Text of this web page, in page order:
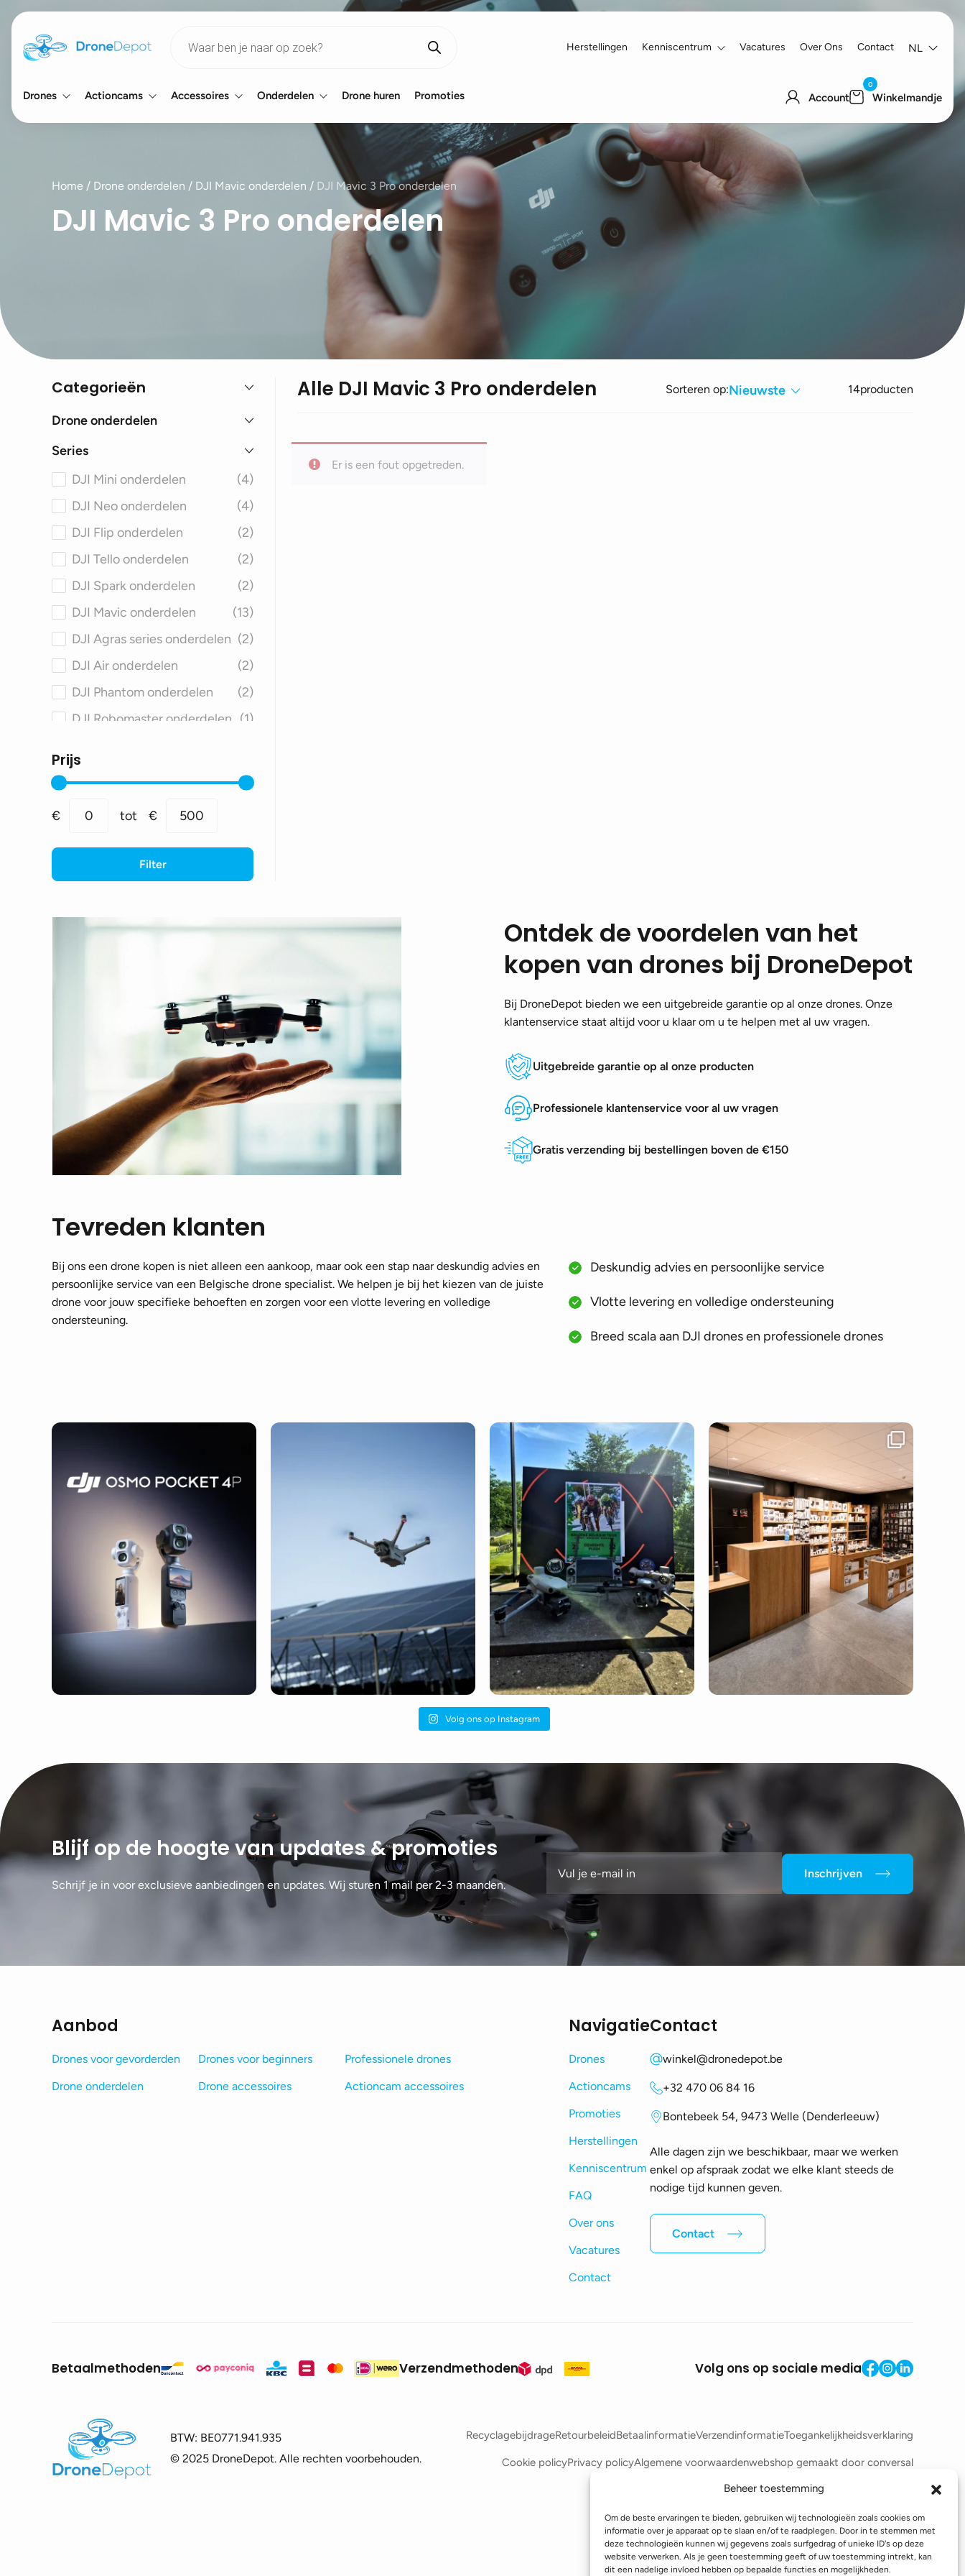
Beheer toestemming
Om de beste ervaringen te bieden, gebruiken wij technologieën zoals cookies om
informatie over je apparaat op te slaan en/of te raadplegen. Door in te stemmen met
deze technologieën kunnen wij gegevens zoals surfgedrag of unieke ID's op deze
website verwerken. Als je geen toestemming geeft of uw toestemming intrekt, kan
dit een nadelige invloed hebben op bepaalde functies en mogelijkheden.
search
Herstellingen Kenniscentrum Vacatures Over Ons Contact NL
Drones Actioncams Accessoires Onderdelen Drone huren Promoties Account
0
Winkelmandje
Home / Drone onderdelen / DJI Mavic onderdelen / DJI Mavic 3 Pro onderdelen
DJI Mavic 3 Pro onderdelen
Categorieën
Drone onderdelen
Series
DJI Mini onderdelen
(4)
DJI Neo onderdelen
(4)
DJI Flip onderdelen
(2)
DJI Tello onderdelen
(2)
DJI Spark onderdelen
(2)
DJI Mavic onderdelen
(13)
DJI Agras series onderdelen (2)
DJI Air onderdelen
(2)
DJI Phantom onderdelen
(2)
DJI Robomaster onderdelen (1)
DJI FPV onderdelen
(3)
DJI Inspire onderdelen
DJI Agras onderdelen
(2)
Prijs
prijs
prijs
€ 0 tot € 500
Filter
Alle DJI Mavic 3 Pro onderdelen Sorteren op:Nieuwste 14producten
Er is een fout opgetreden.
Ontdek de voordelen van het
kopen van drones bij DroneDepot
Bij DroneDepot bieden we een uitgebreide garantie op al onze drones. Onze
klantenservice staat altijd voor u klaar om u te helpen met al uw vragen.
Uitgebreide garantie op al onze producten
Professionele klantenservice voor al uw vragen
Gratis verzending bij bestellingen boven de €150
Tevreden klanten
Bij ons een drone kopen is niet alleen een aankoop, maar ook een stap naar deskundig advies en
persoonlijke service van een Belgische drone specialist. We helpen je bij het kiezen van de juiste
drone voor jouw specifieke behoeften en zorgen voor een vlotte levering en volledige
ondersteuning.
Deskundig advies en persoonlijke service
Vlotte levering en volledige ondersteuning
Breed scala aan DJI drones en professionele drones
Volg ons op Instagram
Blijf op de hoogte van updates & promoties
Schrijf je in voor exclusieve aanbiedingen en updates. Wij sturen 1 mail per 2-3 maanden.
Inschrijven
Aanbod
Drones voor gevorderden Drones voor beginners
Professionele drones
Drone onderdelen
Drone accessoires Actioncam accessoires
Navigatie
Drones
Actioncams
Promoties
Herstellingen
Kenniscentrum
FAQ
Over ons
Vacatures
Contact
Contact
winkel@dronedepot.be
+32 470 06 84 16
Bontebeek 54, 9473 Welle (Denderleeuw)
Alle dagen zijn we beschikbaar, maar we werken
enkel op afspraak zodat we elke klant steeds de
nodige tijd kunnen geven.
Contact
Betaalmethoden Verzendmethoden Volg ons op sociale media
BTW: BE0771.941.935
© 2025 DroneDepot. Alle rechten voorbehouden.
RecyclagebijdrageRetourbeleidBetaalinformatieVerzendinformatieToegankelijkheidsverklaring
Cookie policyPrivacy policyAlgemene voorwaardenwebshop gemaakt door conversal